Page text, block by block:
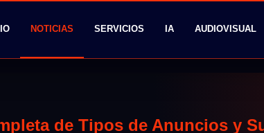
NOTICIAS SERVICIOS IA AUDIOVISUAL
de Tipos de Anuncios y